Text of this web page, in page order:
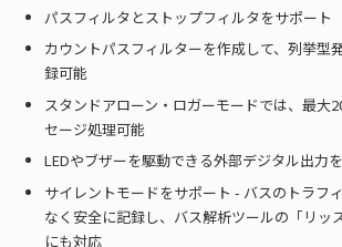
パスフィルタとストップフィルタをサポート
カウントパスフィルターを作成して、列挙型
録可能
スタンドアローン・ロガーモードでは、最大
セージ処理可能
LEDやブザーを駆動できる外部デジタル出力
サイレントモードをサポート - バスのトラフ
なく安全に記録し、バス解析ツールの「リッ
にも対応